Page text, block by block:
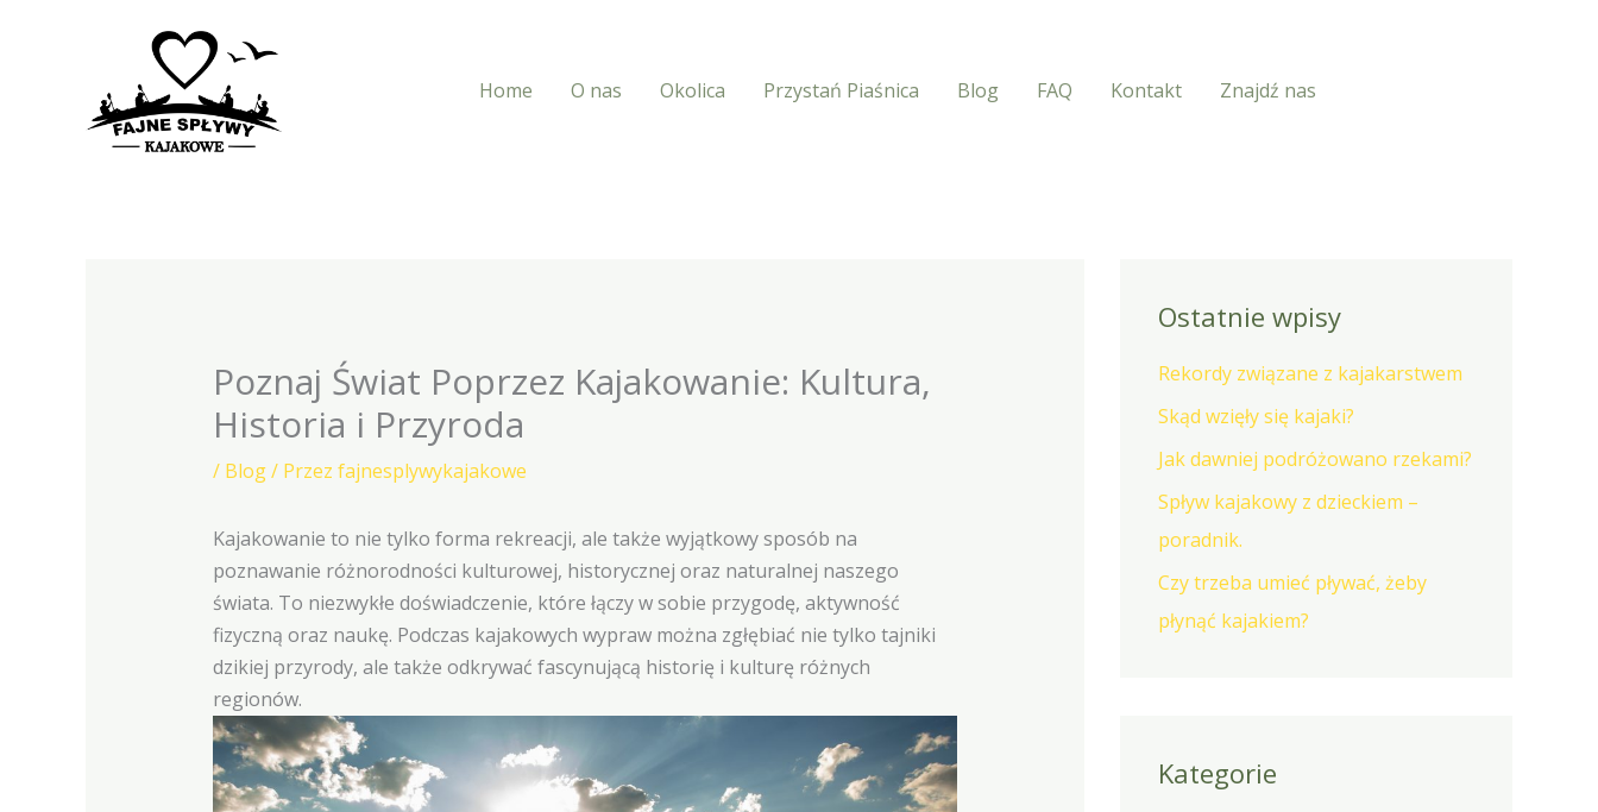
Home O nas Okolica Przystań Piaśnica Blog FAQ Kontakt Znajdź nas
Poznaj Świat Poprzez Kajakowanie: Kultura,
Historia i Przyroda
/ Blog/ Przez fajnesplywykajakowe
Kajakowanie to nie tylko forma rekreacji, ale także wyjątkowy sposób na
poznawanie różnorodności kulturowej, historycznej oraz naturalnej naszego
świata. To niezwykłe doświadczenie, które łączy w sobie przygodę, aktywność
fizyczną oraz naukę. Podczas kajakowych wypraw można zgłębiać nie tylko tajniki
dzikiej przyrody, ale także odkrywać fascynującą historię i kulturę różnych
regionów.
Ostatnie wpisy
Rekordy związane z kajakarstwem
Skąd wzięły się kajaki?
Jak dawniej podróżowano rzekami?
Spływ kajakowy z dzieckiem –
poradnik.
Czy trzeba umieć pływać, żeby
płynąć kajakiem?
Kategorie